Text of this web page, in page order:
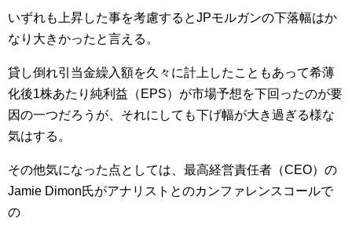
いずれも上昇した事を考慮するとJPモルガンの下落幅はか
なり大きかったと言える。
貸し倒れ引当金繰入額を久々に計上したこともあって希薄
化後1株あたり純利益（EPS）が市場予想を下回ったのが要
因の一つだろうが、それにしても下げ幅が大き過ぎる様な
気はする。
その他気になった点としては、最高経営責任者（CEO）の
Jamie Dimon氏がアナリストとのカンファレンスコールで
の